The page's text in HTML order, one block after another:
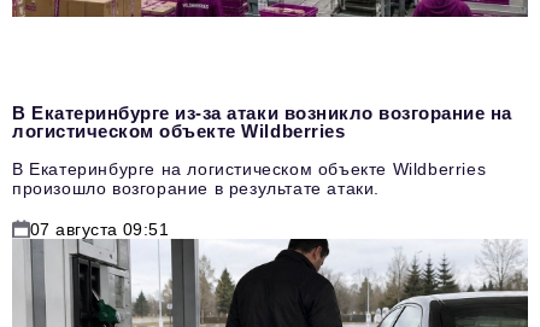
В Екатеринбурге из-за атаки возникло возгорание на
логистическом объекте Wildberries
В Екатеринбурге на логистическом объекте Wildberries
произошло возгорание в результате атаки.
07 августа 09:51